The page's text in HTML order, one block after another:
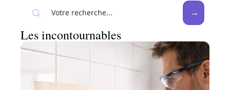
Les incontournables